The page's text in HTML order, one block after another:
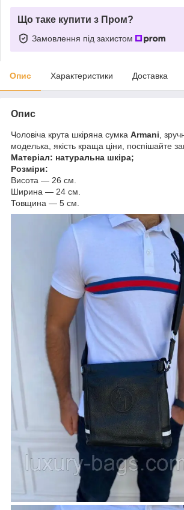
Що таке купити з Пром?
Замовлення під захистом
Опис Характеристики Доставка
Опис
Чоловіча крута шкіряна сумка Armani ,
моделька, якість краща ціни, поспішайте
Матеріал: натуральна шкіра;
Розміри:
Висота — 26 см.
Ширина — 24 см.
Товщина — 5 см.